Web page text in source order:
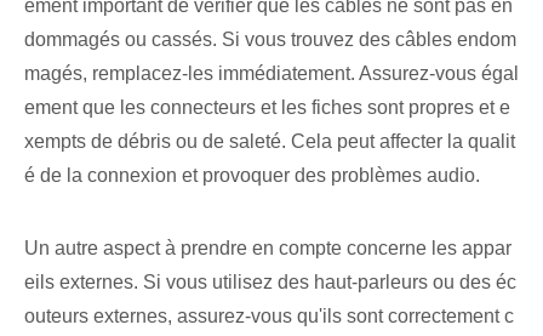
ement important de vérifier que les câbles ne sont pas en
dommagés ou cassés. Si vous trouvez des câbles endom
magés, remplacez-les immédiatement. Assurez-vous égal
ement que les connecteurs⁤ et⁤ les fiches sont propres⁤ et e
xempts de débris ou de saleté.​ Cela peut‍ affecter la qualit
é de la connexion et provoquer des problèmes audio.
Un autre aspect à prendre en compte concerne les appar
eils externes. Si vous utilisez des haut-parleurs ou des éc
outeurs externes, assurez-vous qu'ils sont correctement c